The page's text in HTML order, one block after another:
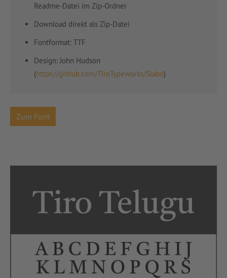
Readme-Datei im Zip-Ordner
Download direkt als Zip-Datei
Fontformat: TTF
Design: John Hudson
(https://github.com/TiroTypeworks/Slabo)
Zum Font